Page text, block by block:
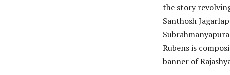
the story
Santhosh
Rubens is
banner of